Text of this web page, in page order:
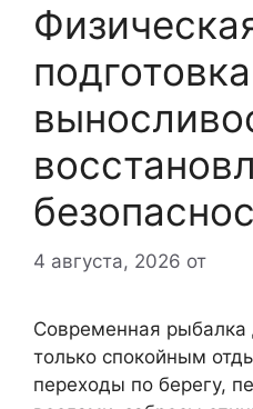
4 августа, 2026 от
Современная рыбалка
только спокойным
переходы по берегу,